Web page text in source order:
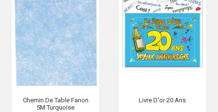
Chemin De Table Fanon
5M Turquoise
Livre D'or 20 Ans